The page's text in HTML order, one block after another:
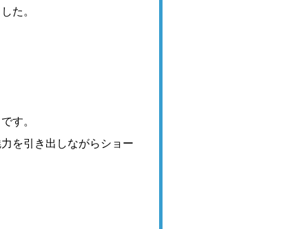
た。
す。
を引き出しながらショー